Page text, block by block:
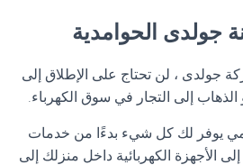
جولدى الحوامدية
جولدى ، لن تحتاج على الإطلاق إلى
إلى التجار في سوق الكهرباء.
يوفر لك كل شيء بدءًا من خدمات
الأجهزة الكهربائية داخل منزلك إلى